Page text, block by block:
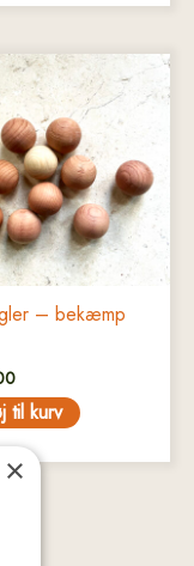
– bekæmp
til kurv
×